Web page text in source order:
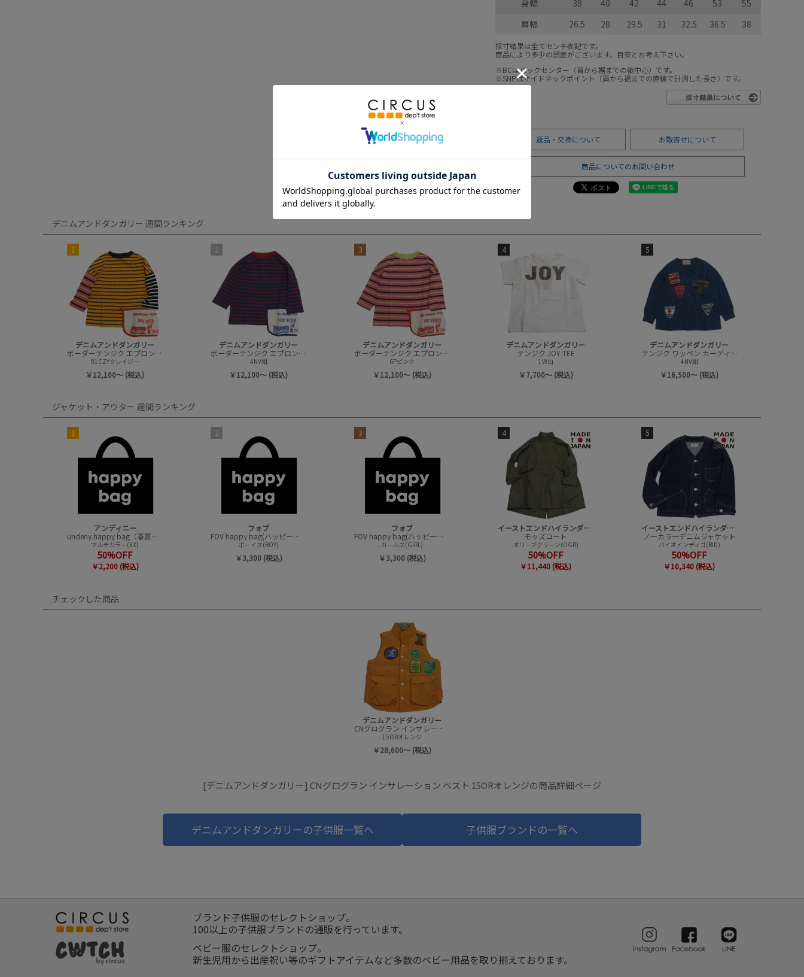
身幅
38 40 42 44 46 53
55
肩幅
26.5 28 29.5 31 32.5 36.5 38
採寸結果は全てセンチ表記です。
商品により多少の誤差がございます。目安とお考え下さい。
※BCはバックセンター（首から裾までの後中心）です。
※SNPはサイドネックポイント（肩から裾までの直線で計測した長さ）です。
返品・交換について お取寄せについて
商品についてのお問い合わせ
デニムアンドダンガリー 週間ランキング
1
デニムアンドダンガリー
ボーダーテンジク エプロンツキ L/S TEE(8分袖)
91CZYクレイジー
￥12,100～ (税込)
2
デニムアンドダンガリー
ボーダーテンジク エプロンツキ L/S TEE(8分袖)
4NV紺
￥12,100～ (税込)
3
デニムアンドダンガリー
ボーダーテンジク エプロンツキ L/S TEE(8分袖)
6Pピンク
￥12,100～ (税込)
4
デニムアンドダンガリー
テンジク JOY TEE
1W白
￥7,700～ (税込)
5
デニムアンドダンガリー
テンジク ワッペン カーディガン
4NV紺
￥16,500～ (税込)
ジャケット・アウター 週間ランキング
1
アンディニー
undeny.happy bag（春夏アイテムハッピーバック）
マルチカラー(XX)
50%OFF
￥2,200 (税込)
2
フォブ
FOV happy bag(ハッピーバック/トップスセット)
ボーイズ(BOY)
￥3,300 (税込)
3
フォブ
FOV happy bag(ハッピーバック/トップスセット)
ガールズ(GIRL)
￥3,300 (税込)
4
イーストエンドハイランダーズ
モッズコート
オリーブグリーン(OGR)
50%OFF
￥11,440 (税込)
5
イーストエンドハイランダーズ
ノーカラーデニムジャケット
バイオインディゴ(BID)
50%OFF
￥10,340 (税込)
チェックした商品
デニムアンドダンガリー
CNグログラン インサレーション ベスト
15ORオレンジ
￥28,600～ (税込)
[デニムアンドダンガリー] CNグログラン インサレーション ベスト 15ORオレンジの商品詳細ページ
デニムアンドダンガリーの子供服一覧へ 子供服ブランドの一覧へ
ブランド子供服のセレクトショップ。
100以上の子供服ブランドの通販を行っています。
ベビー服のセレクトショップ。
新生児用から出産祝い等のギフトアイテムなど多数のベビー用品を取り揃えております。